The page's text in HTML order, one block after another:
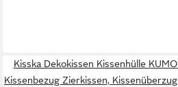
Kisska Dekokissen Kissenhülle
Kissenbezug Zierkissen,